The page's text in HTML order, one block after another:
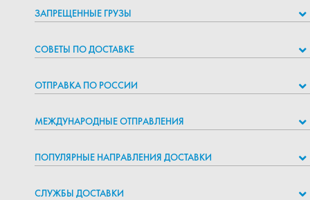
ЗАПРЕЩЕННЫЕ ГРУЗЫ
СОВЕТЫ ПО ДОСТАВКЕ
ОТПРАВКА ПО РОССИИ
МЕЖДУНАРОДНЫЕ ОТПРАВЛЕНИЯ
ПОПУЛЯРНЫЕ НАПРАВЛЕНИЯ ДОСТАВКИ
СЛУЖБЫ ДОСТАВКИ